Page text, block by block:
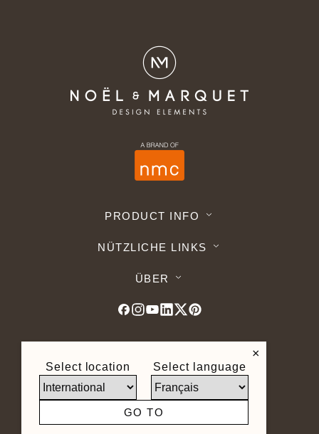
PRODUCT INFO
NÜTZLICHE LINKS
ÜBER
vorbehalten -
Datenschutz DSGVO -
Nutzungsbedingungen -
Geschäftsbedingungen -Sitemap -
Webshop AGB - Widerrufsbelehrung
Seite erstellt von
×
Select location Select language
GO TO